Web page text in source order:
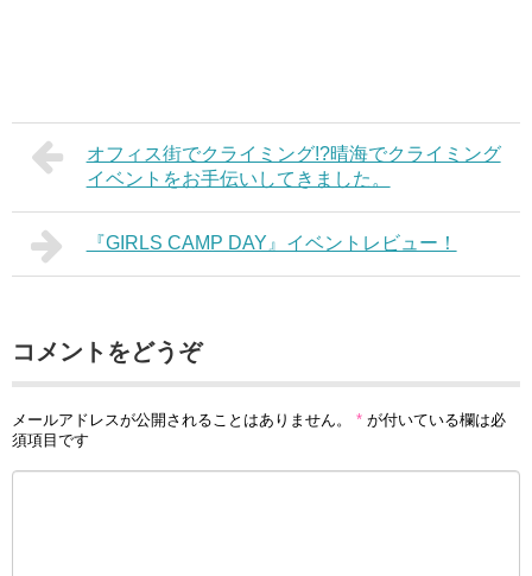
オフィス街でクライミング!?晴海でクライミング
イベントをお手伝いしてきました。
『GIRLS CAMP DAY』イベントレビュー！
コメントをどうぞ
メールアドレスが公開されることはありません。 * が付いている欄は必
須項目です